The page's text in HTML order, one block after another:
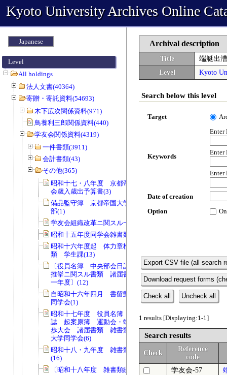
Kyoto University Archives Online
Japanese
Level
All holdings
法人文書(40364)
寄贈・寄託資料(54693)
木下広次関係資料(971)
鳥養利三郎関係資料(440)
学友会関係資料(4319)
一件書類(3911)
会計書類(43)
その他(365)
昭和十七・八年度 京都帝国大学同学
会歳入歳出予算書(3)
備品監守簿 京都帝国大学学友会柔道
部(1)
学友会組織改革ニ関スル一件書類(23)
昭和十五年度同学会雑書類綴（一）(45)
昭和十六年度起 体力章検定会一件書
類 学生課(13)
〔役員名簿 中央部会日誌 中央委員
推挙ニ関スル書類 諸届書類 一九四
一年度〕(12)
自昭和十六年四月 書留郵便送達簿
同学会(1)
昭和十七年度 役員名簿 中央部会日
誌 起案原簿 運動会・端艇大会・強
歩大会 諸届書類 雑書類 京都帝国
大学同学会(6)
昭和十八・九年度 雑書類綴 同学会
(16)
〔昭和十八年度 雑書類綴〕(69)
Archival description
Title
端艇出
Level
Kyoto
Search below this level
Target
Keywords
Enter
Enter
Enter
Date of creation
Option
Export CSV file (all search
Download request forms
Check all Uncheck all
1 results [Displaying:1-1]
Search results
Check
Reference
code
学友会-57